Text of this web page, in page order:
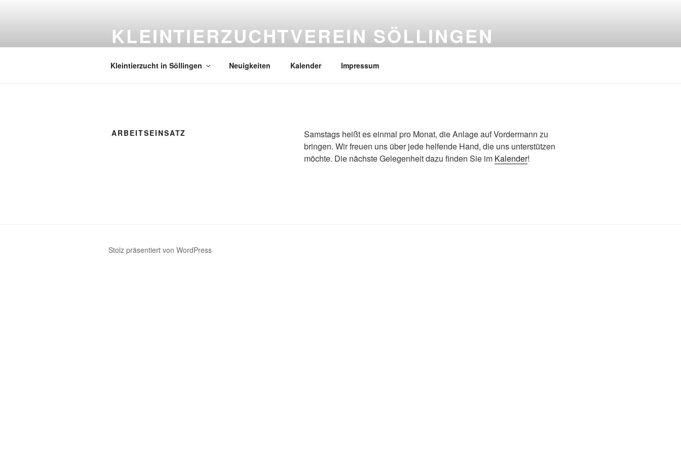
KLEINTIERZUCHTVEREIN SÖLLINGEN
Kleintierzucht in Söllingen Neuigkeiten Kalender Impressum
ARBEITSEINSATZ
Samstags heißt es einmal pro Monat, die Anlage auf Vordermann zu
bringen. Wir freuen uns über jede helfende Hand, die uns unterstützen
möchte. Die nächste Gelegenheit dazu finden Sie im Kalender!
Stolz präsentiert von WordPress